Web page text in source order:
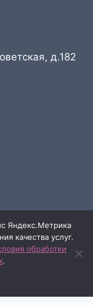
д.182
Яндекс.Метрика
качества услуг.
обработки
.